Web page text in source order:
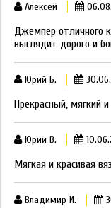
Алексей
Джемпер отличного
выглядит дорого и
Юрий Б.
Прекрасный, мягкий и
Юрий В.
Мягкая и красивая
Владимир И.